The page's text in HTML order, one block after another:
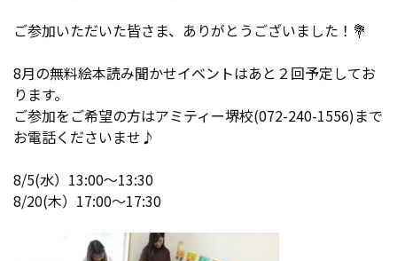
ご参加いただいた皆さま、ありがとうございました！💐
8月の無料絵本読み聞かせイベントはあと２回予定してお
ります。
ご参加をご希望の方はアミティー堺校(072-240-1556)まで
お電話くださいませ♪
8/5(水）13:00～13:30
8/20(木）17:00～17:30